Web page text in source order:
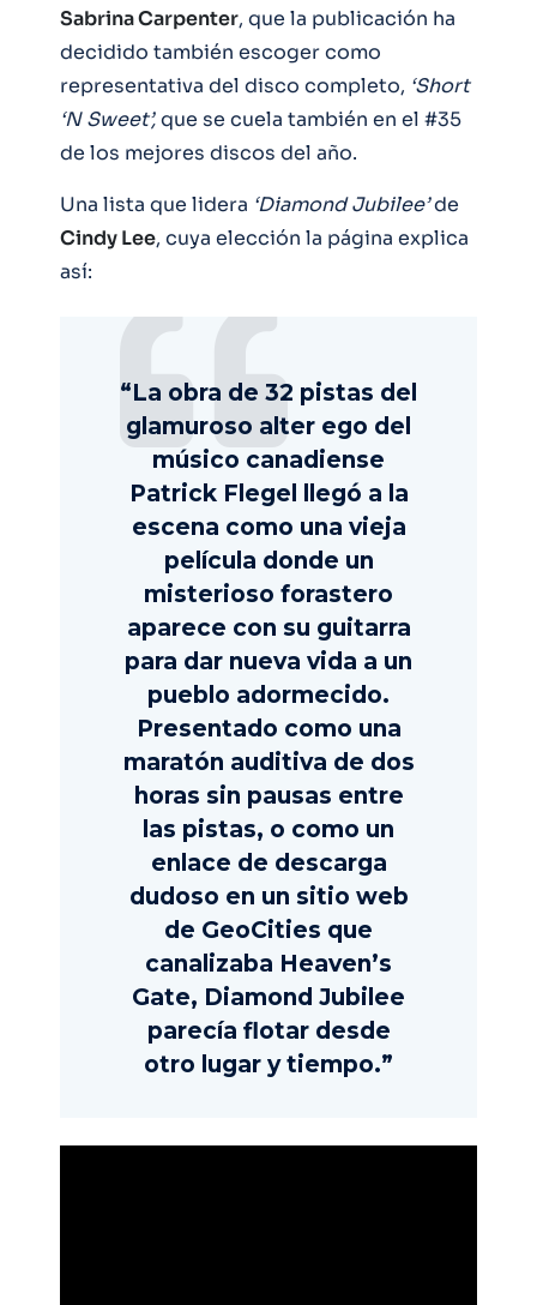
Sabrina Carpenter, que la publicación ha
decidido también escoger como
representativa del disco completo, ‘Short
‘N Sweet’,que se cuela también en el #35
de los mejores discos del año.
Una lista que lidera ‘Diamond Jubilee’de
Cindy Lee, cuya elección la página explica
así:
“La obra de 32 pistas del
glamuroso alter ego del
músico canadiense
Patrick Flegel llegó a la
escena como una vieja
película donde un
misterioso forastero
aparece con su guitarra
para dar nueva vida a un
pueblo adormecido.
Presentado como una
maratón auditiva de dos
horas sin pausas entre
las pistas, o como un
enlace de descarga
dudoso en un sitio web
de GeoCities que
canalizaba Heaven’s
Gate, Diamond Jubilee
parecía flotar desde
otro lugar y tiempo.”